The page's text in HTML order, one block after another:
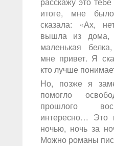
итоге, мне
сказала: «Ах,
вышла из дома,
маленькая
мне привет. Я
кто лучше
Но, позже я
помогло
прошлого
интересно… Это
ночью, ночь за
Можно романы